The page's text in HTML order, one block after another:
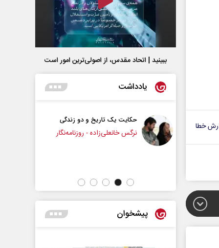
خطا
ببینید | اتحاد مقدس، از اصولی‌ترین امور است
یادداشت
حکایت یک تاریخ و دو زندگی
نرگس خانعلی‌زاده - روزنامه‌نگار
چرایی عقب‌نشینی
پیشخوان